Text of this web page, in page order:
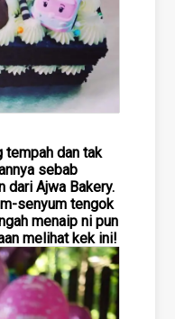
tempah dan tak
sebab
dari Ajwa Bakery.
senyum tengok
menaip ni pun
melihat kek ini!